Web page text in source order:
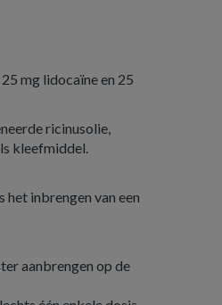
mg lidocaïne en 25
ricinusolie,
kleefmiddel.
inbrengen van een
aanbrengen op de